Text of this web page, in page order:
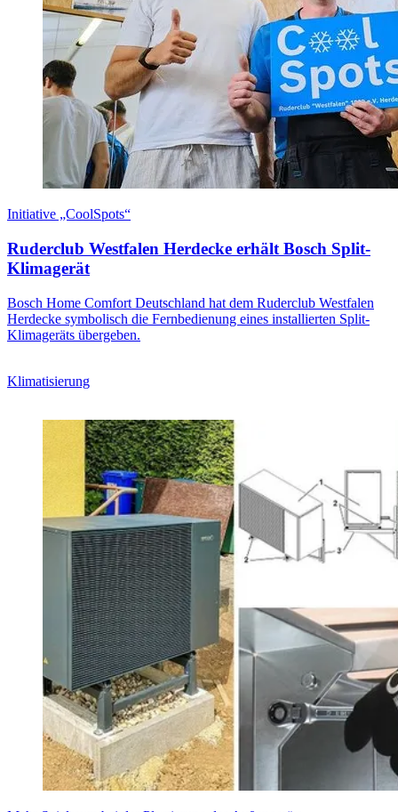
Initiative „CoolSpots“
Ruderclub Westfalen Herdecke erhält Bosch Split-
Klimagerät
Bosch Home Comfort Deutschland hat dem Ruderclub Westfalen
Herdecke symbolisch die Fernbedienung eines installierten Split-
Klimageräts übergeben.
Klimatisierung